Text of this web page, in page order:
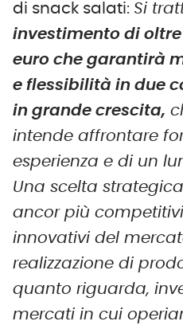
di snack salati: Si
investimento di
euro che garantirà
e flessibilità in due
in grande crescita,
intende affrontare
esperienza e di un
Una scelta
ancor più
innovativi del
realizzazione di
quanto riguarda,
mercati in cui